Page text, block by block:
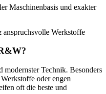
Maschinenbasis und exakter
Werkstoffe
Technik. Besonders
oder engen
oft die beste und